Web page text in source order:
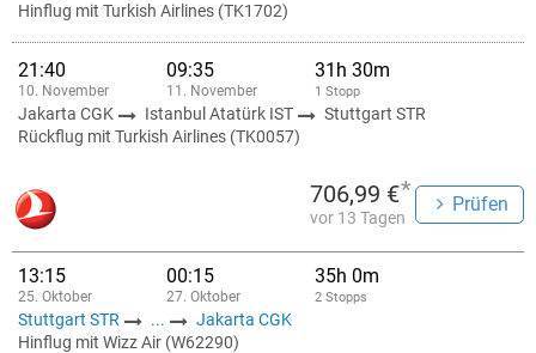
Hinflug mit Turkish Airlines (TK1702)
21:40
10. November
09:35
11. November
31h 30m
1 Stopp
Jakarta CGK Istanbul Atatürk IST
Stuttgart STR
Rückflug mit Turkish Airlines (TK0057)
706,99 €*
vor 13 Tagen
Prüfen
13:15
25. Oktober
00:15
27. Oktober
35h 0m
2 Stopps
Stuttgart STR ...
Jakarta CGK
Hinflug mit Wizz Air (W62290)